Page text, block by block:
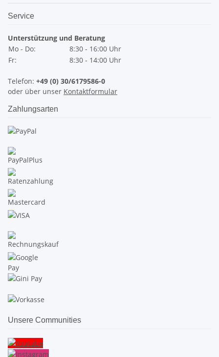
Service
Unterstützung und Beratung
Mo - Do:
8:30 - 16:00 Uhr
Fr:
8:30 - 14:00 Uhr
Telefon: +49 (0) 30/6179586-0
oder über unser Kontaktformular
Zahlungsarten
Unsere Communities